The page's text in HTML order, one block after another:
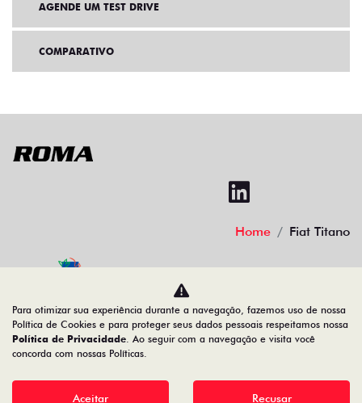
AGENDE UM TEST DRIVE
COMPARATIVO
Home Fiat Titano
16.620.114/0003-36
Para otimizar sua experiência durante a navegação, fazemos uso de nossa
Política de Cookies e para proteger seus dados pessoais respeitamos nossa
Política de Privacidade. Ao seguir com a navegação e visita você
concorda com nossas Políticas.
Aceitar Recusar